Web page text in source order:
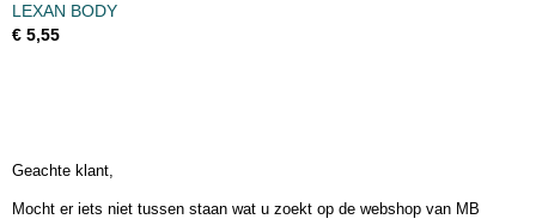
LEXAN BODY
€ 5,55
Geachte klant,
Mocht er iets niet tussen staan wat u zoekt op de webshop van MB